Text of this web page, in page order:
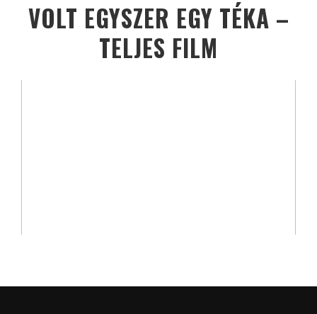
VOLT EGYSZER EGY TÉKA –
TELJES FILM